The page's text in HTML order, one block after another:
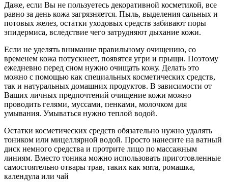
Даже, если Вы не пользуетесь декоративной косметикой, все
равно за день кожа загрязняется. Пыль, выделения сальных и
потовых желез, остатки уходовых средств забивают поры
эпидермиса, вследствие чего затрудняют дыхание кожи.
Если не уделять внимание правильному очищению, со
временем кожа потускнеет, появятся угри и прыщи. Поэтому
ежедневно перед сном нужно очищать кожу. Делать это
можно с помощью как специальных косметических средств,
так и натуральных домашних продуктов. В зависимости от
Ваших личных предпочтений очищение кожи можно
проводить гелями, муссами, пенками, молочком для
умывания. Умываться нужно теплой водой.
Остатки косметических средств обязательно нужно удалять
тоником или мицеллярной водой. Просто нанесите на ватный
диск немного средства и протрите лицо по массажным
линиям. Вместо тоника можно использовать приготовленные
самостоятельно отвары трав, таких как мята, ромашка,
календула или чай